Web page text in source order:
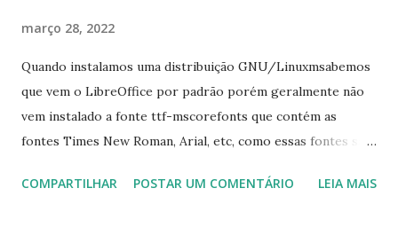
março 28, 2022
Quando instalamos uma distribuição GNU/Linuxmsabemos
que vem o LibreOffice por padrão porém geralmente não
vem instalado a fonte ttf-mscorefonts que contém as
fontes Times New Roman, Arial, etc, como essas fontes são
a Associação Brasileira de Normas Técnicas (ABNT), exige
COMPARTILHAR POSTAR UM COMENTÁRIO LEIA MAIS